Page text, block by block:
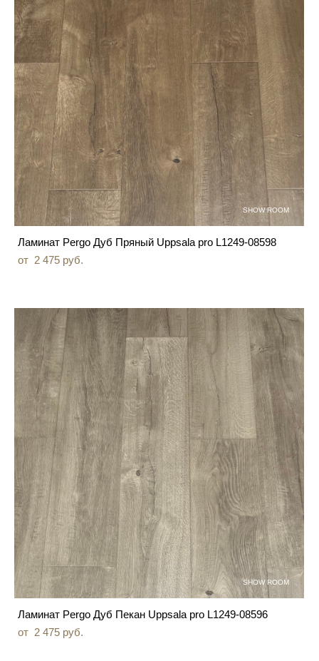
SHOW ROOM
Ламинат Pergo Дуб Пряный Uppsala pro L1249-08598
от 2 475 pуб.
SHOW ROOM
Ламинат Pergo Дуб Пекан Uppsala pro L1249-08596
от 2 475 pуб.